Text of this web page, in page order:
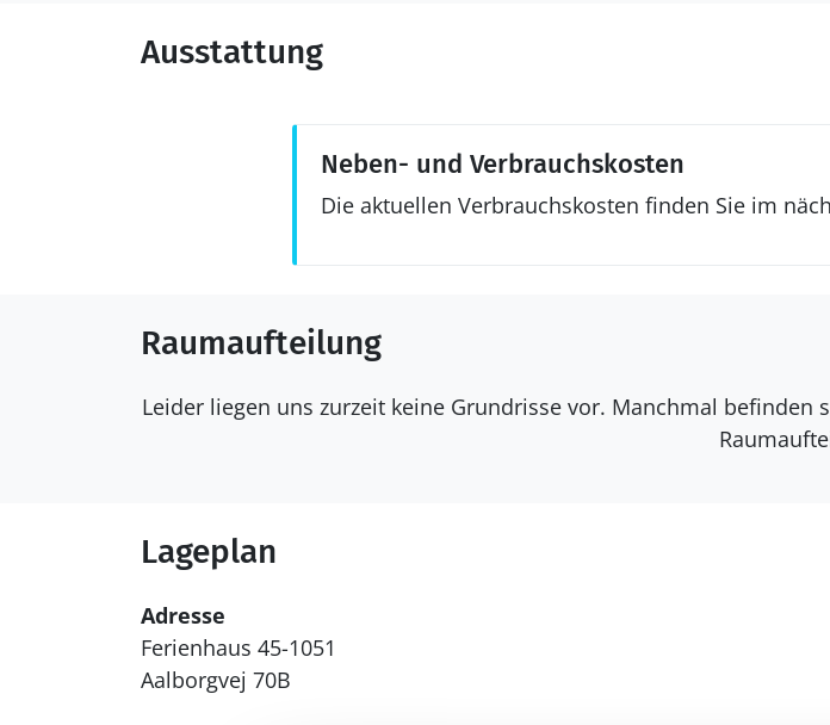
Ausstattung
Neben- und Verbrauchskosten
Die aktuellen Verbrauchskosten finden Sie im
Raumaufteilung
Leider liegen uns zurzeit keine Grundrisse vor. Manchmal
Lageplan
Adresse
Ferienhaus 45-1051
Aalborgvej 70B